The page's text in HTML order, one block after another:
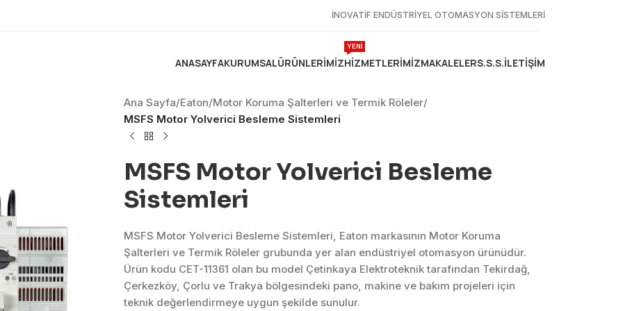
İNOVATİF ENDÜSTRİYEL OTOMASYON SİSTEMLERİ
ANASAYFAKURUMSALÜRÜNLERIMIZHIZMETLERIMIZ
YENİ
MAKALELERS.S.S.İLETIŞIM
Ana Sayfa/Eaton/Motor Koruma Şalterleri ve Termik Röleler/
MSFS Motor Yolverici Besleme Sistemleri
MSFS Motor Yolverici Besleme
Sistemleri
MSFS Motor Yolverici Besleme Sistemleri, Eaton markasının Motor Koruma
Şalterleri ve Termik Röleler grubunda yer alan endüstriyel otomasyon ürünüdür.
Ürün kodu CET-11361 olan bu model Çetinkaya Elektroteknik tarafından Tekirdağ,
Çerkezköy, Çorlu ve Trakya bölgesindeki pano, makine ve bakım projeleri için
teknik değerlendirmeye uygun şekilde sunulur.